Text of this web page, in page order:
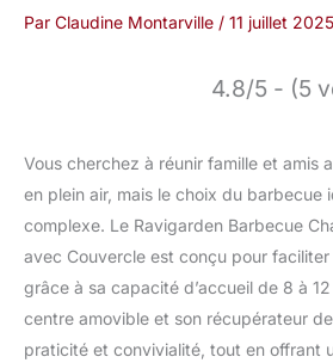
Par Claudine Montarville / 11 juillet 2025
4.8/5 - (5
Vous cherchez à réunir famille et amis
en plein air, mais le choix du barbecue
complexe. Le Ravigarden Barbecue
avec Couvercle est conçu pour faciliter
grâce à sa capacité d’accueil de 8 à
centre amovible et son récupérateur
praticité et convivialité, tout en offrant